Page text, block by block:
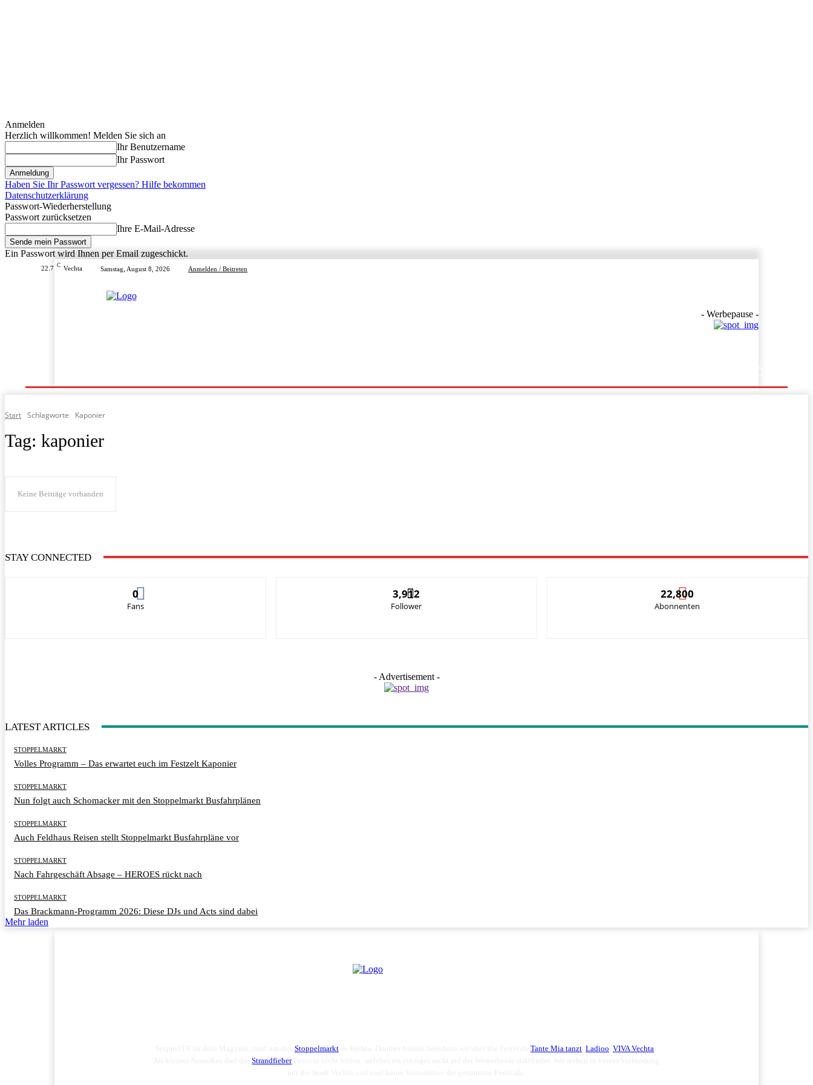
Anmelden
Herzlich willkommen! Melden Sie sich an
Ihr Benutzername
Ihr Passwort
Haben Sie Ihr Passwort vergessen? Hilfe bekommen
Datenschutzerklärung
Passwort-Wiederherstellung
Passwort zurücksetzen
Ihre E-Mail-Adresse
Ein Passwort wird Ihnen per Email zugeschickt.
22.7 C Vechta Samstag, August 8, 2026 Anmelden / Beitreten
- Werbepause -
Start Schlagworte Kaponier
Tag: kaponier
Keine Beiträge vorhanden
STAY CONNECTED
0
Fans
3,912
Follower
22,800
Abonnenten
- Advertisement -
LATEST ARTICLES
STOPPELMARKT
Volles Programm – Das erwartet euch im Festzelt Kaponier
STOPPELMARKT
Nun folgt auch Schomacker mit den Stoppelmarkt Busfahrplänen
STOPPELMARKT
Auch Feldhaus Reisen stellt Stoppelmarkt Busfahrpläne vor
STOPPELMARKT
Nach Fahrgeschäft Absage – HEROES rückt nach
STOPPELMARKT
Das Brackmann-Programm 2026: Diese DJs und Acts sind dabei
Mehr laden
Stoppelmarktin Vechta. Darüber hinaus berichten wir über die Festivals Tante Mia tanzt, Ladioo VIVA Vechta
Als kleiner Ausreißer, darf dasStrandfieberFestival nicht fehlen, welches als einziges nicht auf der Westerheide stattfindet. Wir stehen in keiner Verbindung